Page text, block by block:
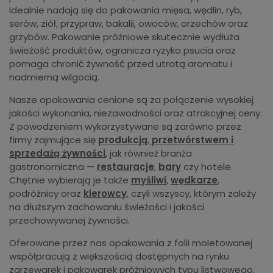
Idealnie nadają się do pakowania mięsa, wędlin, ryb,
serów, ziół, przypraw, bakalii, owoców, orzechów oraz
grzybów. Pakowanie próżniowe skutecznie wydłuża
świeżość produktów, ogranicza ryzyko psucia oraz
pomaga chronić żywność przed utratą aromatu i
nadmierną wilgocią.
Nasze opakowania cenione są za połączenie wysokiej
jakości wykonania, niezawodności oraz atrakcyjnej ceny.
Z powodzeniem wykorzystywane są zarówno przez
firmy zajmujące się produkcją, przetwórstwem i
sprzedażą żywności, jak również branża
gastronomiczna — restauracje, bary czy hotele.
Chętnie wybierają je także myśliwi,wędkarze,
podróżnicy oraz kierowcy, czyli wszyscy, którym zależy
na dłuższym zachowaniu świeżości i jakości
przechowywanej żywności.
Oferowane przez nas opakowania z folii moletowanej
współpracują z większością dostępnych na rynku
zgrzewarek i pakowarek próżniowych typu listwowego,